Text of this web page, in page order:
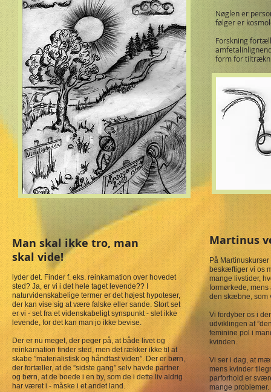
Nøglen er
følger er
Forskning
form for
Man skal ikke tro, man
skalvide!
lyder det. Finder f. eks. reinkarnation over hovedet
sted? Ja, er vi i det hele taget levende?? I
naturvidenskabelige termer er det højest hypoteser,
der kan vise sig at være falske eller sande. Stort set
er vi - set fra et videnskabeligt synspunkt - slet ikke
levende, for det kan man jo ikke bevise.
Der er nu meget, der peger på, at både livet og
reinkarnation finder sted, men det rækker ikke til at
skabe ”materialistisk og håndfast viden”. Der er børn,
der fortæller, at de ”sidste gang” selv havde partner
og børn, at de boede i en by, som de i dette liv aldrig
har været i - måske i et andet land.
Martinus
På
beskæftiger vi os
mange livstider,
formørkede,
den skæbne, som
Vi fordyber os i
udviklingen af
feminine pol i
kvinden.
Vi ser i dag, at
mens kvinder
parforhold er
mange problemer.